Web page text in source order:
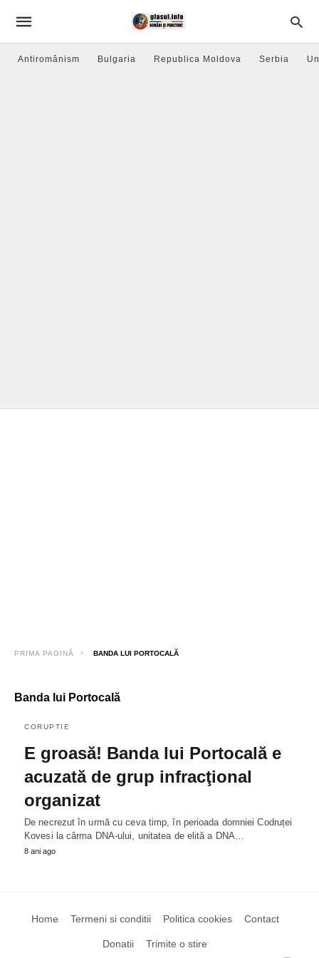
Antiromânism Bulgaria Republica Moldova Serbia
PRIMA PAGINĂ BANDA LUI PORTOCALĂ
Banda lui Portocală
CORUPTIE
E groasă! Banda lui Portocală e
acuzată de grup infracţional
organizat
De necrezut în urmă cu ceva timp, în perioada domniei Codruței
Kovesi la cârma DNA-ului, unitatea de elită a DNA…
8 ani ago
Home Termeni si conditii Politica cookies Contact
Donatii Trimite o stire